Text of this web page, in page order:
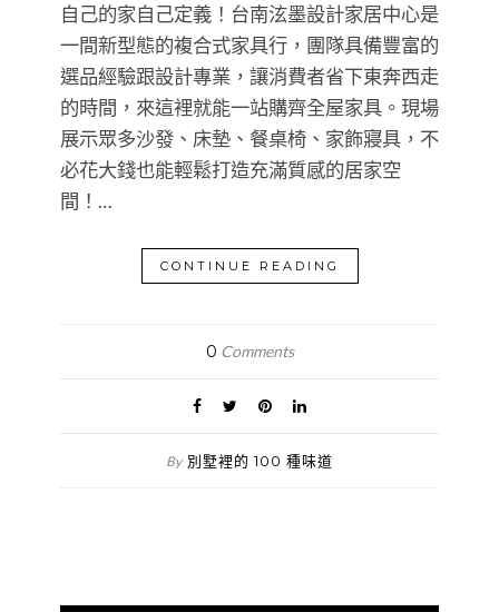
自己的家自己定義！台南泫墨設計家居中心是
一間新型態的複合式家具行，團隊具備豐富的
選品經驗跟設計專業，讓消費者省下東奔西走
的時間，來這裡就能一站購齊全屋家具。現場
展示眾多沙發、床墊、餐桌椅、家飾寢具，不
必花大錢也能輕鬆打造充滿質感的居家空
間！…
CONTINUE READING
0 Comments
By 別墅裡的 100 種味道